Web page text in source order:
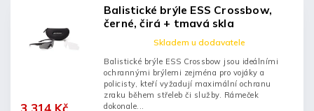
Balistické brýle ESS Crossbow,
černé, čirá + tmavá skla
Skladem u dodavatele
3 314 Kč
Balistické brýle ESS Crossbow jsou ideálními
ochrannými brýlemi zejména pro vojáky a
policisty, kteří vyžadují maximální ochranu
zraku během střeleb či služby. Rámeček
dokonale...